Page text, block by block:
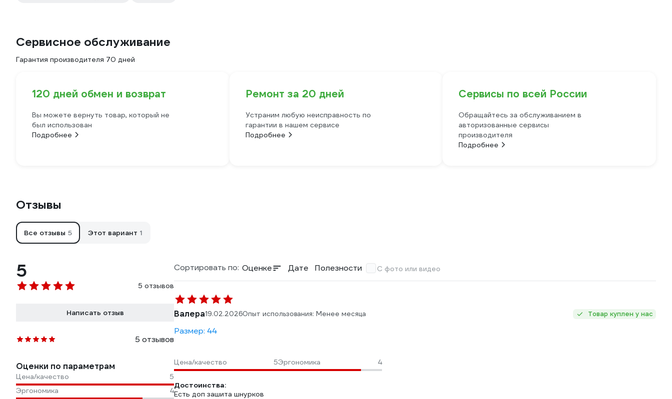
Сервисное обслуживание
Гарантия производителя 70 дней
120 дней обмен и возврат
Вы можете вернуть товар, который не
был использован
Подробнее
Ремонт за 20 дней
Устраним любую неисправность по
гарантии в нашем сервисе
Подробнее
Сервисы по всей России
Обращайтесь за обслуживанием в
авторизованные сервисы
производителя
Подробнее
Отзывы
Все отзывы 5 Этот вариант 1
5
5 отзывов
Написать отзыв
5 отзывов
Оценки по параметрам
Цена/качество
5
Эргономика
4
Сортировать по: Оценке Дате Полезности С фото или видео
Валера19.02.2026Опыт использования: Менее месяца Товар куплен у нас
Размер: 44
Цена/качество 5Эргономика 4
Достоинства:
Есть доп зашита шнурков